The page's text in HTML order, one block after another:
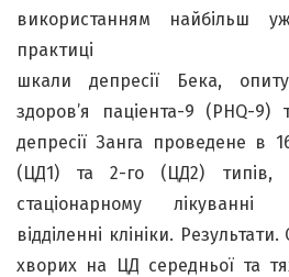
використанням найбільш
практиці
шкали депресії Бека,
здоров’я паціента-9 (PHQ-
депресії Занга проведене в
(ЦД1) та 2-го (ЦД2) типів,
стаціонарному лікуванні
відділенні клініки.
хворих на ЦД середньої та